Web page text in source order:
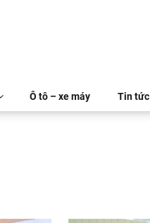
Ô tô – xe máy Tin tức